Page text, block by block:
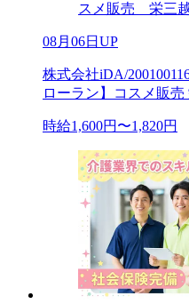
スメ販売 栄三
08月06日UP
株式会社iDA/
ローラン】コスメ販売
時給1,600円〜1,820円